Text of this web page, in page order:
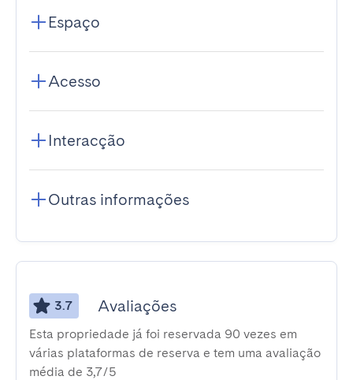
Espaço
Acesso
Interacção
Outras informações
3.7 Avaliações
Esta propriedade já foi reservada 90 vezes em
várias plataformas de reserva e tem uma avaliação
média de 3,7/5